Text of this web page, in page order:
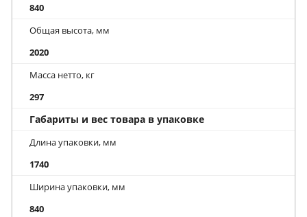
840
Общая высота, мм
2020
Масса нетто, кг
297
Габариты и вес товара в упаковке
Длина упаковки, мм
1740
Ширина упаковки, мм
840